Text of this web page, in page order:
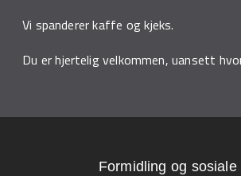
Vi spanderer kaffe og kjeks.
Du er hjertelig velkommen, uansett
Formidling og sosiale